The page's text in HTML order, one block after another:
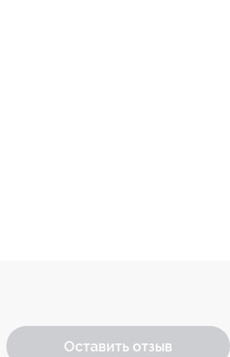
Оставить отзыв